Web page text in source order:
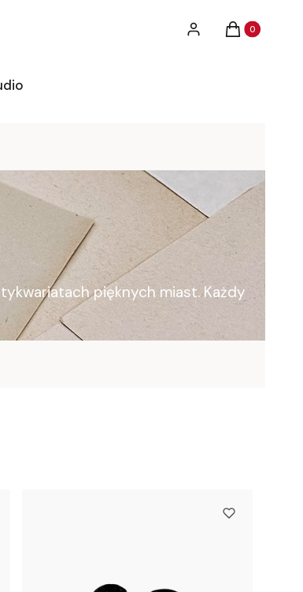
Zaloguj sięProdukty w
Koszyk
pięknych miast. Każdy